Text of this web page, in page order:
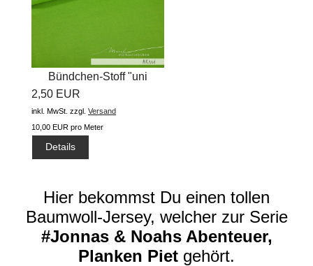
Bündchen-Stoff "uni
#kiwi"...
2,50 EUR
inkl. MwSt. zzgl. Versand
10,00 EUR pro Meter
Details
Hier bekommst Du einen tollen
Baumwoll-Jersey, welcher zur Serie
#Jonnas & Noahs Abenteuer,
Planken Piet gehört.